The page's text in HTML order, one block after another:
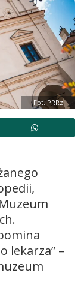
Fot. PRRz
lekarza” –